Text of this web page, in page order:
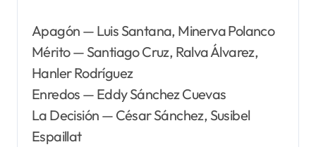
Apagón — Luis Santana, Minerva Polanco
Mérito — Santiago Cruz, Ralva Álvarez,
Hanler Rodríguez
Enredos — Eddy Sánchez Cuevas
La Decisión — César Sánchez, Susibel
Espaillat